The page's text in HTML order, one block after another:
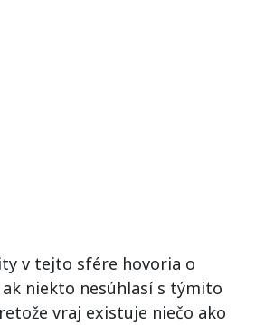
v tejto sfére hovoria o
ak niekto nesúhlasí s týmito
vraj existuje niečo ako